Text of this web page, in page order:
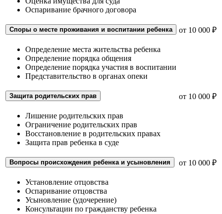
Оспаривание брачного договора
Споры о месте проживания и воспитании ребенка от 10 000 ₽
Определение места жительства ребенка
Определение порядка общения
Определение порядка участия в воспитании
Представительство в органах опеки
Защита родительских прав от 10 000 ₽
Лишение родительских прав
Ограничение родительских прав
Восстановление в родительских правах
Защита прав ребенка в суде
Вопросы происхождения ребенка и усыновления от 10 000 ₽
Установление отцовства
Оспаривание отцовства
Усыновление (удочерение)
Консультации по гражданству ребенка